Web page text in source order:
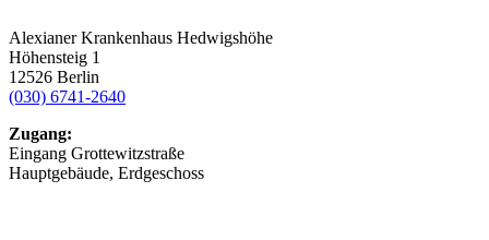
Alexianer Krankenhaus Hedwigshöhe
Höhensteig 1
12526 Berlin
(030) 6741-2640
Zugang:
Eingang Grottewitzstraße
Hauptgebäude, Erdgeschoss